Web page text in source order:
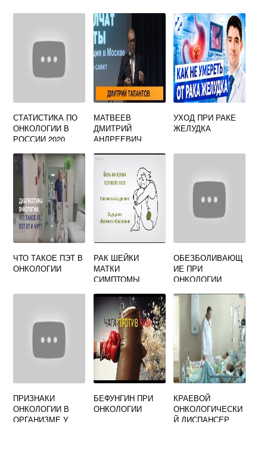
СТАТИСТИКА ПО
ОНКОЛОГИИ В
РОССИИ 2020
МАТВЕЕВ
ДМИТРИЙ
АНДРЕЕВИЧ
ИВАНЬКОВСКОЕ
ШОССЕ
УХОД ПРИ РАКЕ
ЖЕЛУДКА
ЧТО ТАКОЕ ПЭТ В
ОНКОЛОГИИ
РАК ШЕЙКИ
МАТКИ
СИМПТОМЫ
ОБЕЗБОЛИВАЮЩ
ИЕ ПРИ
ОНКОЛОГИИ
ПРИЗНАКИ
ОНКОЛОГИИ В
ОРГАНИЗМЕ У
БЕФУНГИН ПРИ
ОНКОЛОГИИ
КРАЕВОЙ
ОНКОЛОГИЧЕСКИ
Й ДИСПАНСЕР